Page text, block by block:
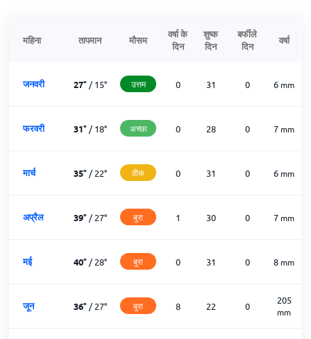
महिना तापमान मौसम
वर्षा के
दिन
शुष्क
दिन
बर्फीले
दिन
वर्षा
जनवरी 27°/15° उत्तम 0 31 0 6 mm
फरवरी 31°/18° अच्छा 0 28 0 7 mm
मार्च 35°/22° ठीक 0 31 0 6 mm
अप्रैल 39°/27° बुरा 1 30 0 7 mm
मई 40°/28° बुरा 0 31 0 8 mm
जून 36°/27° बुरा 8 22 0
205
mm